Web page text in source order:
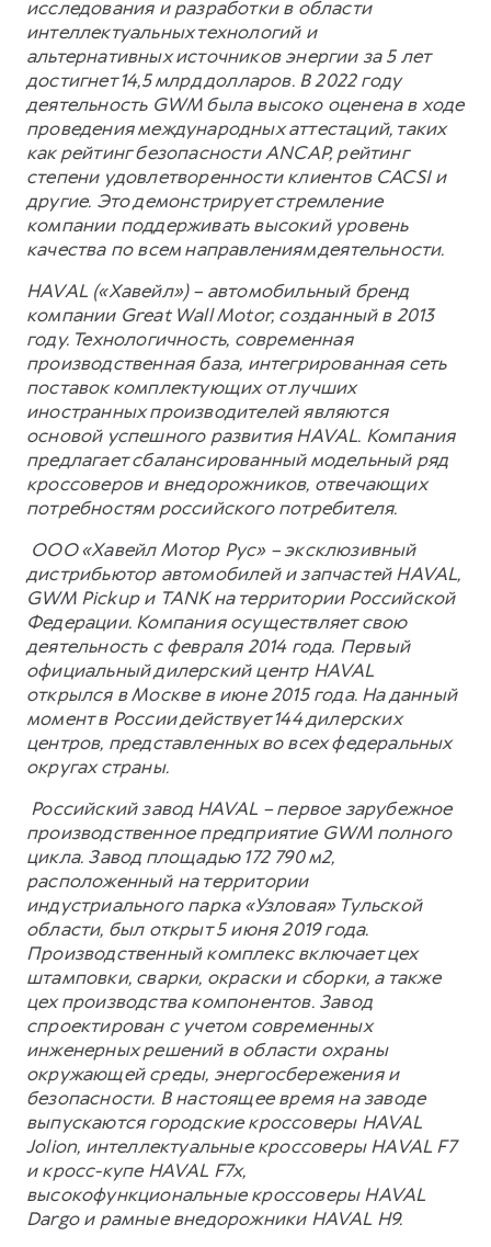
исследования и разработки в области
интеллектуальных технологий и
альтернативных источников энергии за 5 лет
достигнет 14,5 млрд долларов. В 2022 году
деятельность GWM была высоко оценена в ходе
проведения международных аттестаций, таких
как рейтинг безопасности ANCAP, рейтинг
степени удовлетворенности клиентов CACSI и
другие. Это демонстрирует стремление
компании поддерживать высокий уровень
качества по всем направлениям деятельности.
HAVAL («Хавейл») – автомобильный бренд
компании Great Wall Motor, созданный в 2013
году. Технологичность, современная
производственная база, интегрированная сеть
поставок комплектующих от лучших
иностранных производителей являются
основой успешного развития HAVAL. Компания
предлагает сбалансированный модельный ряд
кроссоверов и внедорожников, отвечающих
потребностям российского потребителя.
ООО «Хавейл Мотор Рус» – эксклюзивный
дистрибьютор автомобилей и запчастей HAVAL,
GWM Pickup и TANK на территории Российской
Федерации. Компания осуществляет свою
деятельность с февраля 2014 года. Первый
официальный дилерский центр HAVAL
открылся в Москве в июне 2015 года. На данный
момент в России действует 144 дилерских
центров, представленных во всех федеральных
округах страны.
Российский завод HAVAL – первое зарубежное
производственное предприятие GWM полного
цикла. Завод площадью 172 790 м2,
расположенный на территории
индустриального парка «Узловая» Тульской
области, был открыт 5 июня 2019 года.
Производственный комплекс включает цех
штамповки, сварки, окраски и сборки, а также
цех производства компонентов. Завод
спроектирован с учетом современных
инженерных решений в области охраны
окружающей среды, энергосбережения и
безопасности. В настоящее время на заводе
выпускаются городские кроссоверы HAVAL
Jolion, интеллектуальные кроссоверы HAVAL F7
и кросс-купе HAVAL F7x,
высокофункциональные кроссоверы HAVAL
Dargo и рамные внедорожники HAVAL H9.